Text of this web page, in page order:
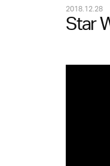
2018.12.28
Star